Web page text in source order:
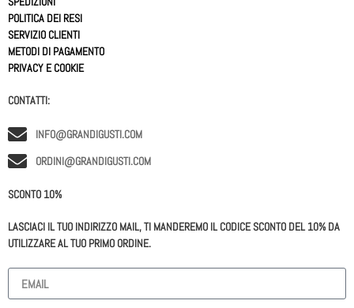
POLITICA DEI RESI
SERVIZIO CLIENTI
METODI DI PAGAMENTO
PRIVACY E COOKIE
CONTATTI:
INFO@GRANDIGUSTI.COM
ORDINI@GRANDIGUSTI.COM
SCONTO 10%
LASCIACI IL TUO INDIRIZZO MAIL, TI MANDEREMO IL CODICE SCONTO DEL 10% DA
UTILIZZARE AL TUO PRIMO ORDINE.